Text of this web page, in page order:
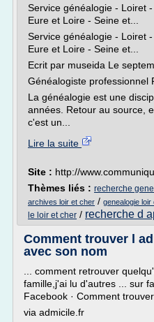
Service généalogie - Loiret
Eure et Loire - Seine et...
Service généalogie - Loiret
Eure et Loire - Seine et...
Ecrit par museida Le
Généalogiste professionnel
La généalogie est une
années. Retour au source,
c'est un...
Lire la suite
Site : http://
Thèmes liés : recherche
archives loir et cher / genealogie loir
le loir et cher / recherche d
Comment trouver l
avec son nom
... comment retrouver
famille,j'ai lu d'autres ... sur
Facebook · Comment
via admicile.fr